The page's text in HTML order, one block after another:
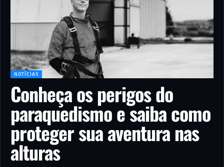
NOTÍCIAS
Conheça os perigos do
paraquedismo e saiba como
proteger sua aventura nas
alturas